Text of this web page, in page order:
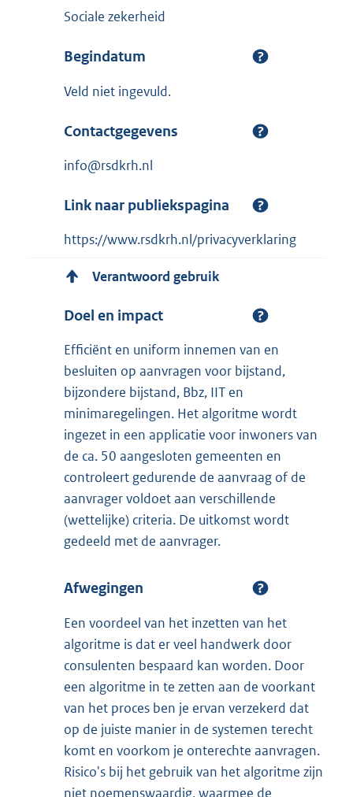
Sociale zekerheid
Begindatum
Veld niet ingevuld.
Contactgegevens
info@rsdkrh.nl
Link naar publiekspagina
https://www.rsdkrh.nl/privacyverklaring
Verantwoord gebruik
Doel en impact
Efficiënt en uniform innemen van en
besluiten op aanvragen voor bijstand,
bijzondere bijstand, Bbz, IIT en
minimaregelingen. Het algoritme wordt
ingezet in een applicatie voor inwoners van
de ca. 50 aangesloten gemeenten en
controleert gedurende de aanvraag of de
aanvrager voldoet aan verschillende
(wettelijke) criteria. De uitkomst wordt
gedeeld met de aanvrager.
Afwegingen
Een voordeel van het inzetten van het
algoritme is dat er veel handwerk door
consulenten bespaard kan worden. Door
een algoritme in te zetten aan de voorkant
van het proces ben je ervan verzekerd dat
op de juiste manier in de systemen terecht
komt en voorkom je onterechte aanvragen.
Risico's bij het gebruik van het algoritme zijn
niet noemenswaardig, waarmee de